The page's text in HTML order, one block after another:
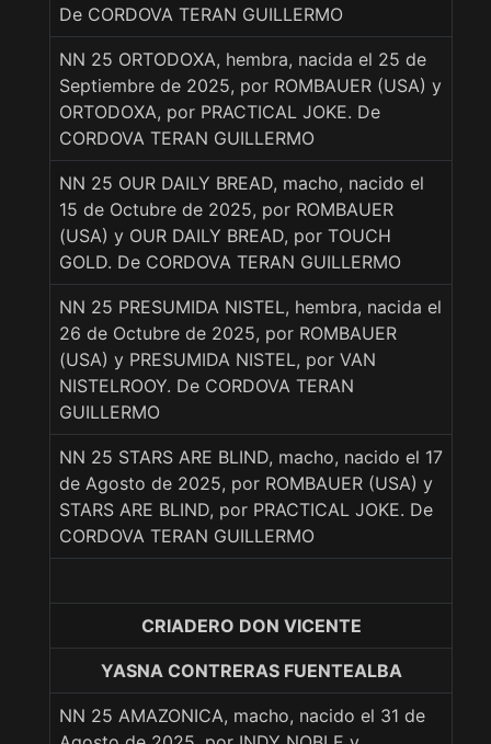
De CORDOVA TERAN GUILLERMO
NN 25 ORTODOXA, hembra, nacida el 25 de
Septiembre de 2025, por ROMBAUER (USA) y
ORTODOXA, por PRACTICAL JOKE. De
CORDOVA TERAN GUILLERMO
NN 25 OUR DAILY BREAD, macho, nacido el
15 de Octubre de 2025, por ROMBAUER
(USA) y OUR DAILY BREAD, por TOUCH
GOLD. De CORDOVA TERAN GUILLERMO
NN 25 PRESUMIDA NISTEL, hembra, nacida el
26 de Octubre de 2025, por ROMBAUER
(USA) y PRESUMIDA NISTEL, por VAN
NISTELROOY. De CORDOVA TERAN
GUILLERMO
NN 25 STARS ARE BLIND, macho, nacido el 17
de Agosto de 2025, por ROMBAUER (USA) y
STARS ARE BLIND, por PRACTICAL JOKE. De
CORDOVA TERAN GUILLERMO
CRIADERO DON VICENTE
YASNA CONTRERAS FUENTEALBA
NN 25 AMAZONICA, macho, nacido el 31 de